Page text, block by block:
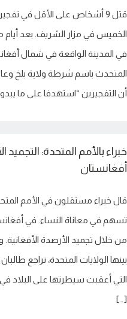
قتل 9 أشخاص على الأقل في
الخميس في مزار الشريف. بعد
في المدينة الواقعة في شمال
المتحدث باسم شرطة ولاية بلخ
أن التفجيرين “استهدفا على ما
خبراء بالأمم المتحدة: التجميد
أفغانستان
قال خبراء مستقلون في الأمم
تسهم في معاناة النساء. في
من خلال تجميد الأرصدة
بينها الولايات المتحدة، تراجع
التي أعقبت سيطرتها على
[…]